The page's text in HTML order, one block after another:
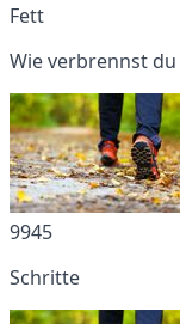
Fett
Wie verbrennst du
9945
Schritte